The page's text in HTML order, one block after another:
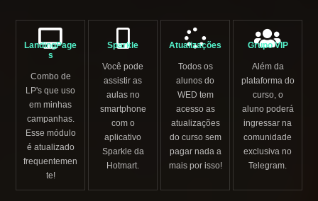
LandingPage
s
Combo de
LP's que uso
em minhas
campanhas.
Esse módulo
é atualizado
frequentemen
te!
Sparkle
Você pode
assistir as
aulas no
smartphone
com o
aplicativo
Sparkle da
Hotmart.
Atualizações
Todos os
alunos do
WED tem
acesso as
atualizações
do curso sem
pagar nada a
mais por isso!
Grupo VIP
Além da
plataforma do
curso, o
aluno poderá
ingressar na
comunidade
exclusiva no
Telegram.